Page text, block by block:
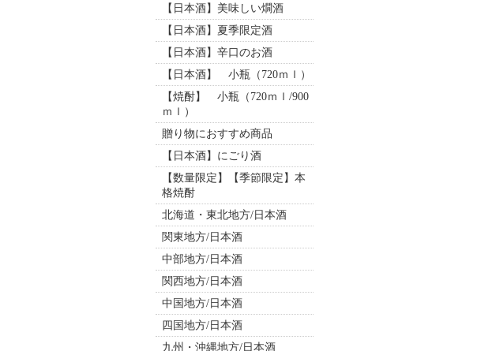
【日本酒】美味しい燗酒
【日本酒】夏季限定酒
【日本酒】辛口のお酒
【日本酒】 小瓶（720ｍｌ）
【焼酎】 小瓶（720ｍｌ/900
ｍｌ）
贈り物におすすめ商品
【日本酒】にごり酒
【数量限定】【季節限定】本
格焼酎
北海道・東北地方/日本酒
関東地方/日本酒
中部地方/日本酒
関西地方/日本酒
中国地方/日本酒
四国地方/日本酒
九州・沖縄地方/日本酒